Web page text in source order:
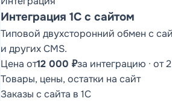
КОНФИГУРАЦИИ И
РАСКРЫВАЕМЫЕ
СПИСКИ
ФУНКЦИОНАЛЬНЫХ
СТАТЕЙ
8
Интеграция 1С с сайтом
Типовой двухсторонний обмен с
и других CMS.
Цена от12 000 ₽за интеграцию · от
Товары, цены, остатки на сайт
Заказы с сайта в 1С